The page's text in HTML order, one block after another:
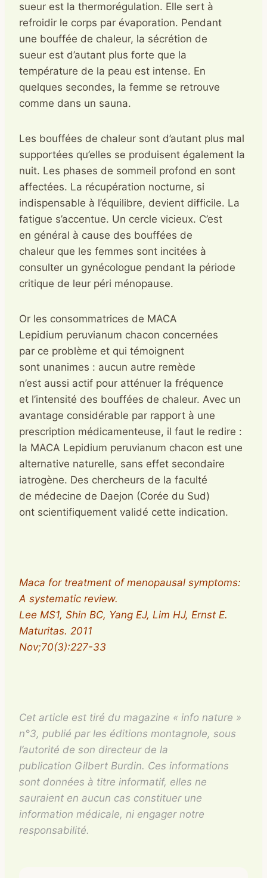
sueur est la thermorégulation. Elle sert à
refroidir le corps par évaporation. Pendant
une bouffée de chaleur, la sécrétion de
sueur est d’autant plus forte que la
température de la peau est intense. En
quelques secondes, la femme se retrouve
comme dans un sauna.
Les bouffées de chaleur sont d’autant plus mal
supportées qu’elles se produisent également la
nuit. Les phases de sommeil profond en sont
affectées. La récupération nocturne, si
indispensable à l’équilibre, devient difficile. La
fatigue s’accentue. Un cercle vicieux. C’est
en général à cause des bouffées de
chaleur que les femmes sont incitées à
consulter un gynécologue pendant la période
critique de leur péri ménopause.
Or les consommatrices de MACA
Lepidium peruvianum chacon concernées
par ce problème et qui témoignent
sont unanimes : aucun autre remède
n’est aussi actif pour atténuer la fréquence
et l’intensité des bouffées de chaleur. Avec un
avantage considérable par rapport à une
prescription médicamenteuse, il faut le redire :
la MACA Lepidium peruvianum chacon est une
alternative naturelle, sans effet secondaire
iatrogène. Des chercheurs de la faculté
de médecine de Daejon (Corée du Sud)
ont scientifiquement validé cette indication.
Maca for treatment of menopausal symptoms:
A systematic review.
Lee MS1, Shin BC, Yang EJ, Lim HJ, Ernst E.
Maturitas. 2011
Nov;70(3):227-33
Cet article est tiré du magazine « info nature »
n°3, publié par les éditions montagnole, sous
l’autorité de son directeur de la
publication Gilbert Burdin. Ces informations
sont données à titre informatif, elles ne
sauraient en aucun cas constituer une
information médicale, ni engager notre
responsabilité.